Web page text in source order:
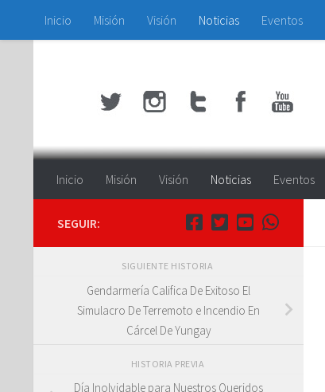
Saltar al contenido
Inicio Misión Visión Noticias Eventos
Inicio Misión Visión Noticias Eventos
SEGUIR:
SIGUIENTE HISTORIA
Gendarmería Califica De Exitoso El
Simulacro De Terremoto e Incendio En
Cárcel De Yungay
HISTORIA PREVIA
Día Inolvidable para Nuestros Queridos